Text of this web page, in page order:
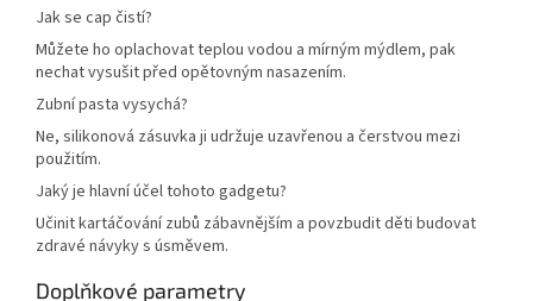
Jak se cap čistí?
Můžete ho oplachovat teplou vodou a mírným mýdlem, pak
nechat vysušit před opětovným nasazením.
Zubní pasta vysychá?
Ne, silikonová zásuvka ji udržuje uzavřenou a čerstvou mezi
použitím.
Jaký je hlavní účel tohoto gadgetu?
Učinit kartáčování zubů zábavnějším a povzbudit děti budovat
zdravé návyky s úsměvem.
Doplňkové parametry